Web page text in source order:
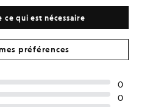
ce qui est nécessaire
préférences